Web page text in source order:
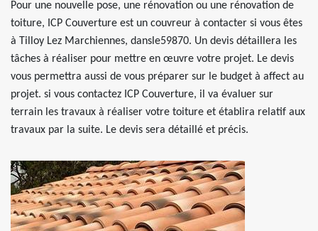
Pour une nouvelle pose, une rénovation ou une rénovation de
toiture, ICP Couverture est un couvreur à contacter si vous êtes
à Tilloy Lez Marchiennes, dansle59870. Un devis détaillera les
tâches à réaliser pour mettre en œuvre votre projet. Le devis
vous permettra aussi de vous préparer sur le budget à affect au
projet. si vous contactez ICP Couverture, il va évaluer sur
terrain les travaux à réaliser votre toiture et établira relatif aux
travaux par la suite. Le devis sera détaillé et précis.